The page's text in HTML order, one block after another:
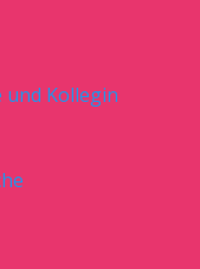
und Kollegin